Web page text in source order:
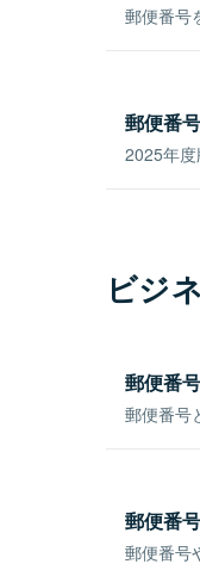
郵便番号
郵便番
2025年度
ビジ
郵便番
郵便番号
郵便番
郵便番号